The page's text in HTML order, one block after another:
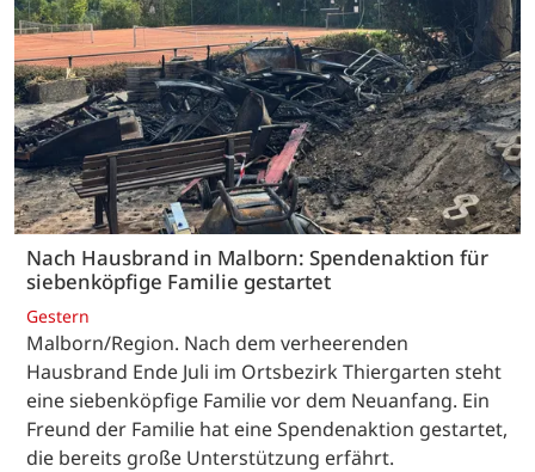
Nach Hausbrand in Malborn: Spendenaktion für
siebenköpfige Familie gestartet
Gestern
Malborn/Region. Nach dem verheerenden
Hausbrand Ende Juli im Ortsbezirk Thiergarten steht
eine siebenköpfige Familie vor dem Neuanfang. Ein
Freund der Familie hat eine Spendenaktion gestartet,
die bereits große Unterstützung erfährt.